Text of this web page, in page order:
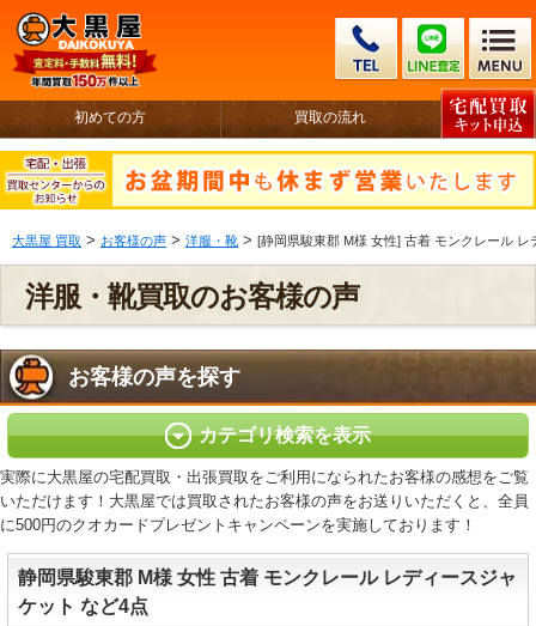
初めての方 買取の流れ
大黒屋 買取 > お客様の声 > 洋服・靴 > [静岡県駿東郡 M様 女性] 古着 モンクレール
洋服・靴買取のお客様の声
お客様の声を探す
カテゴリ検索を表示
実際に大黒屋の宅配買取・出張買取をご利用になられたお客様の感想をご覧
いただけます！大黒屋では買取されたお客様の声をお送りいただくと、全員
に500円のクオカードプレゼントキャンペーンを実施しております！
静岡県駿東郡 M様 女性 古着 モンクレール レディースジャ
ケット など4点